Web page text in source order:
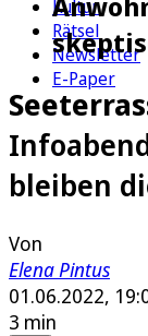
Kultur
Rätsel
Newsletter
E-Paper
bleiben
Von
Elena Pintus
01.06.2022,
3 min